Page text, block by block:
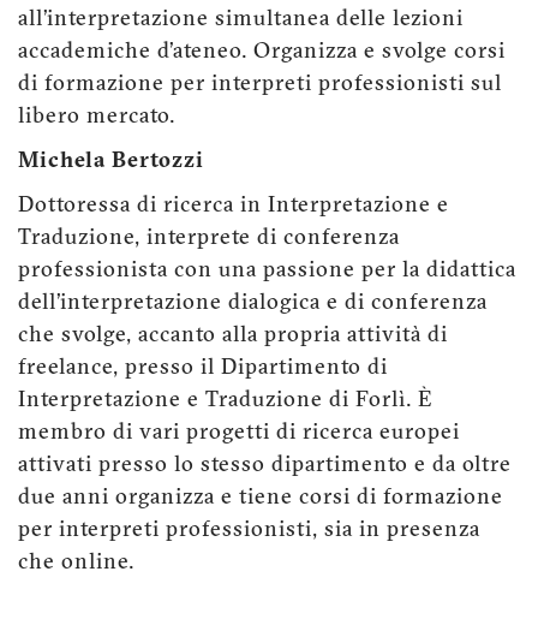
all’interpretazione simultanea delle lezioni
accademiche d’ateneo. Organizza e svolge corsi
di formazione per interpreti professionisti sul
libero mercato.
Michela Bertozzi
Dottoressa di ricerca in Interpretazione e
Traduzione, interprete di conferenza
professionista con una passione per la didattica
dell’interpretazione dialogica e di conferenza
che svolge, accanto alla propria attività di
freelance, presso il Dipartimento di
Interpretazione e Traduzione di Forlì. È
membro di vari progetti di ricerca europei
attivati presso lo stesso dipartimento e da oltre
due anni organizza e tiene corsi di formazione
per interpreti professionisti, sia in presenza
che online.